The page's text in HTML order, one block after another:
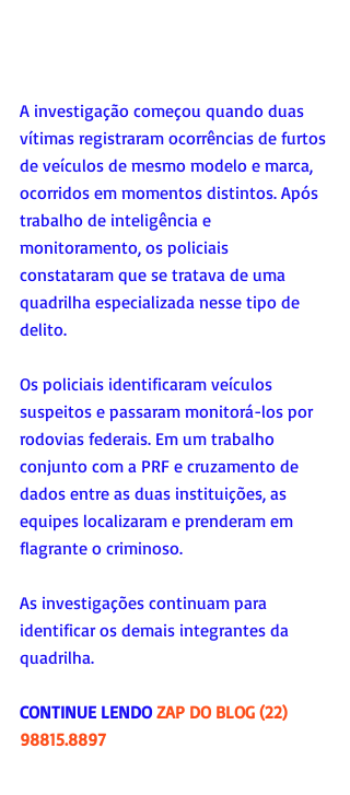
A investigação começou quando duas
vítimas registraram ocorrências de furtos
de veículos de mesmo modelo e marca,
ocorridos em momentos distintos. Após
trabalho de inteligência e
monitoramento, os policiais
constataram que se tratava de uma
quadrilha especializada nesse tipo de
delito.
Os policiais identificaram veículos
suspeitos e passaram monitorá-los por
rodovias federais. Em um trabalho
conjunto com a PRF e cruzamento de
dados entre as duas instituições, as
equipes localizaram e prenderam em
flagrante o criminoso.
As investigações continuam para
identificar os demais integrantes da
quadrilha.
CONTINUE LENDO ZAP DO BLOG (22)
98815.8897